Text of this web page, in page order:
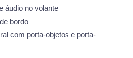
áudio no volante
bordo
com porta-objetos e porta-